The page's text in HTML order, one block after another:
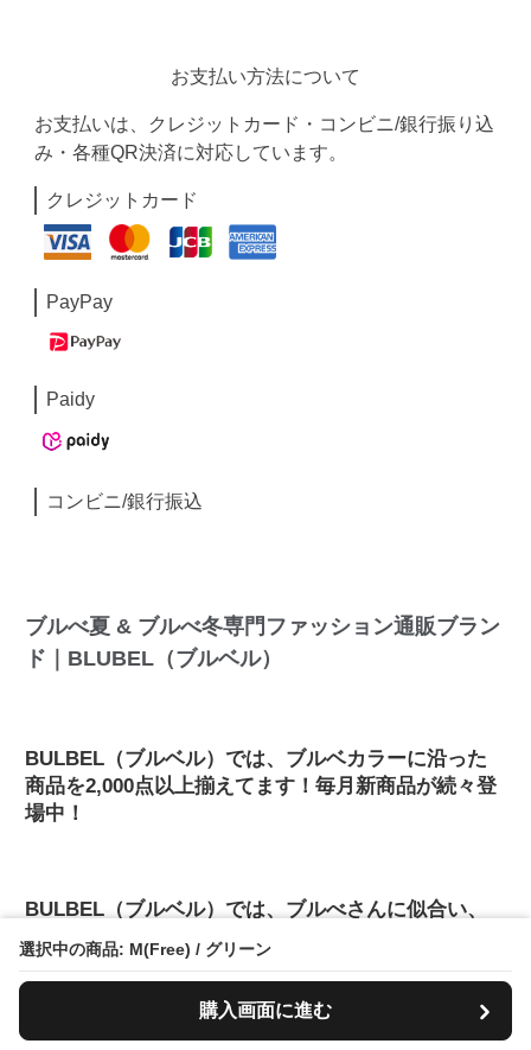
選択中の商品: M(Free) / グリーン
購入画面に進む
お支払い方法について
お支払いは、クレジットカード・コンビニ/銀行振り込
み・各種QR決済に対応しています。
クレジットカード
PayPay
Paidy
コンビニ/銀行振込
ブルべ夏 & ブルべ冬専門ファッション通販ブラン
ド｜BLUBEL（ブルベル）
BULBEL（ブルベル）では、ブルベカラーに沿った
商品を2,000点以上揃えてます！毎月新商品が続々登
場中！
BULBEL（ブルベル）では、ブルべさんに似合い、
肌の透明感を上げるブルベカラーだけを用意してい
るので、一瞬で自分が引き立つ神色アイテムと出会